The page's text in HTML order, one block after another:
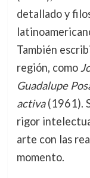
detallado y
También
región, como
Guadalupe
activa(1961).
rigor
arte con las
momento.